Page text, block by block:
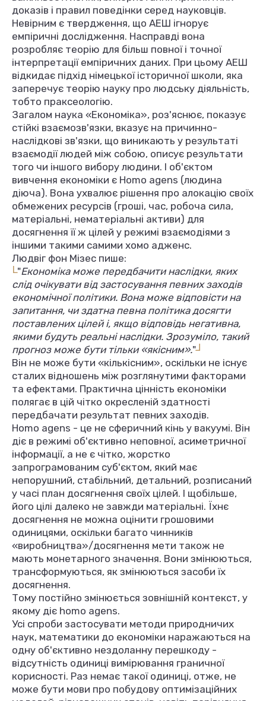
доказів і правил поведінки серед науковців.
Невірним є твердження, що АЕШ ігнорує
емпіричні дослідження. Насправді вона
розробляє теорію для більш повної і точної
інтерпретації емпіричних даних. При цьому АЕШ
відкидає підхід німецької історичної школи, яка
заперечує теорію науку про людську діяльність,
тобто праксеологію.
Загалом наука «Економіка», роз'яснює, показує
стійкі взаємозв'язки, вказує на причинно-
наслідкові зв'язки, що виникають у результаті
взаємодії людей між собою, описує результати
того чи іншого вибору людини. І об'єктом
вивчення економіки є Homo agens (людина
діюча). Вона ухвалює рішення про алокацію своїх
обмежених ресурсів (гроші, час, робоча сила,
матеріальні, нематеріальні активи) для
досягнення її ж цілей у режимі взаємодіями з
іншими такими самими хомо адженс.
Людвіг фон Мізес пише:
L"Економіка може передбачити наслідки, яких
слід очікувати від застосування певних заходів
економічної політики. Вона може відповісти на
запитання, чи здатна певна політика досягти
поставлених цілей і, якщо відповідь негативна,
якими будуть реальні наслідки. Зрозуміло, такий
прогноз може бути тільки «якісним»."L
Він не може бути «кількісним», оскільки не існує
сталих відношень між розглянутими факторами
та ефектами. Практична цінність економіки
полягає в цій чітко окресленій здатності
передбачати результат певних заходів.
Homo agens - це не сферичний кінь у вакуумі. Він
діє в режимі об'єктивно неповної, асиметричної
інформації, а не є чітко, жорстко
запрограмованим суб'єктом, який має
непорушний, стабільний, детальний, розписаний
у часі план досягнення своїх цілей. І щобільше,
його цілі далеко не завжди матеріальні. Їхнє
досягнення не можна оцінити грошовими
одиницями, оскільки багато чинників
«виробництва»/досягнення мети також не
мають монетарного значення. Вони змінюються,
трансформуються, як змінюються засоби їх
досягнення.
Тому постійно змінюється зовнішній контекст, у
якому діє homo agens.
Усі спроби застосувати методи природничих
наук, математики до економіки наражаються на
одну об'єктивно нездоланну перешкоду -
відсутність одиниці вимірювання граничної
корисності. Раз немає такої одиниці, отже, не
може бути мови про побудову оптимізаційних